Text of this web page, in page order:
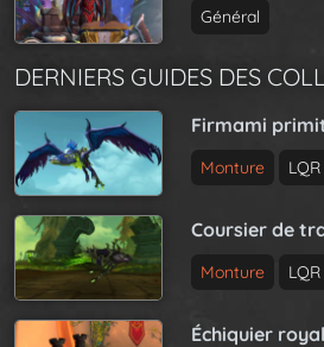
Général
DERNIERS GUIDES DES
Firmami
Monture LQR
Coursier de
Monture LQR
Échiquier